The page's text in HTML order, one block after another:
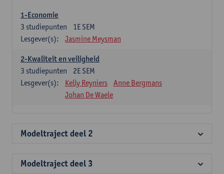
1-Economie
1E SEM
3 studiepunten
Lesgever(s):
Jasmine Meysman
2-Kwaliteit en veiligheid
2E SEM
3 studiepunten
Lesgever(s):
Kelly Reyniers
Anne Bergmans
Johan De Waele
Modeltraject deel 2
Modeltraject deel 3